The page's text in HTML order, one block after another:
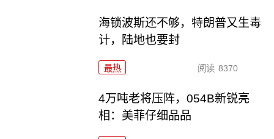
海锁波斯还不够，特朗普又生毒
计，陆地也要封
最热 阅读 8370
4万吨老将压阵，054B新锐亮
相：美菲仔细品品